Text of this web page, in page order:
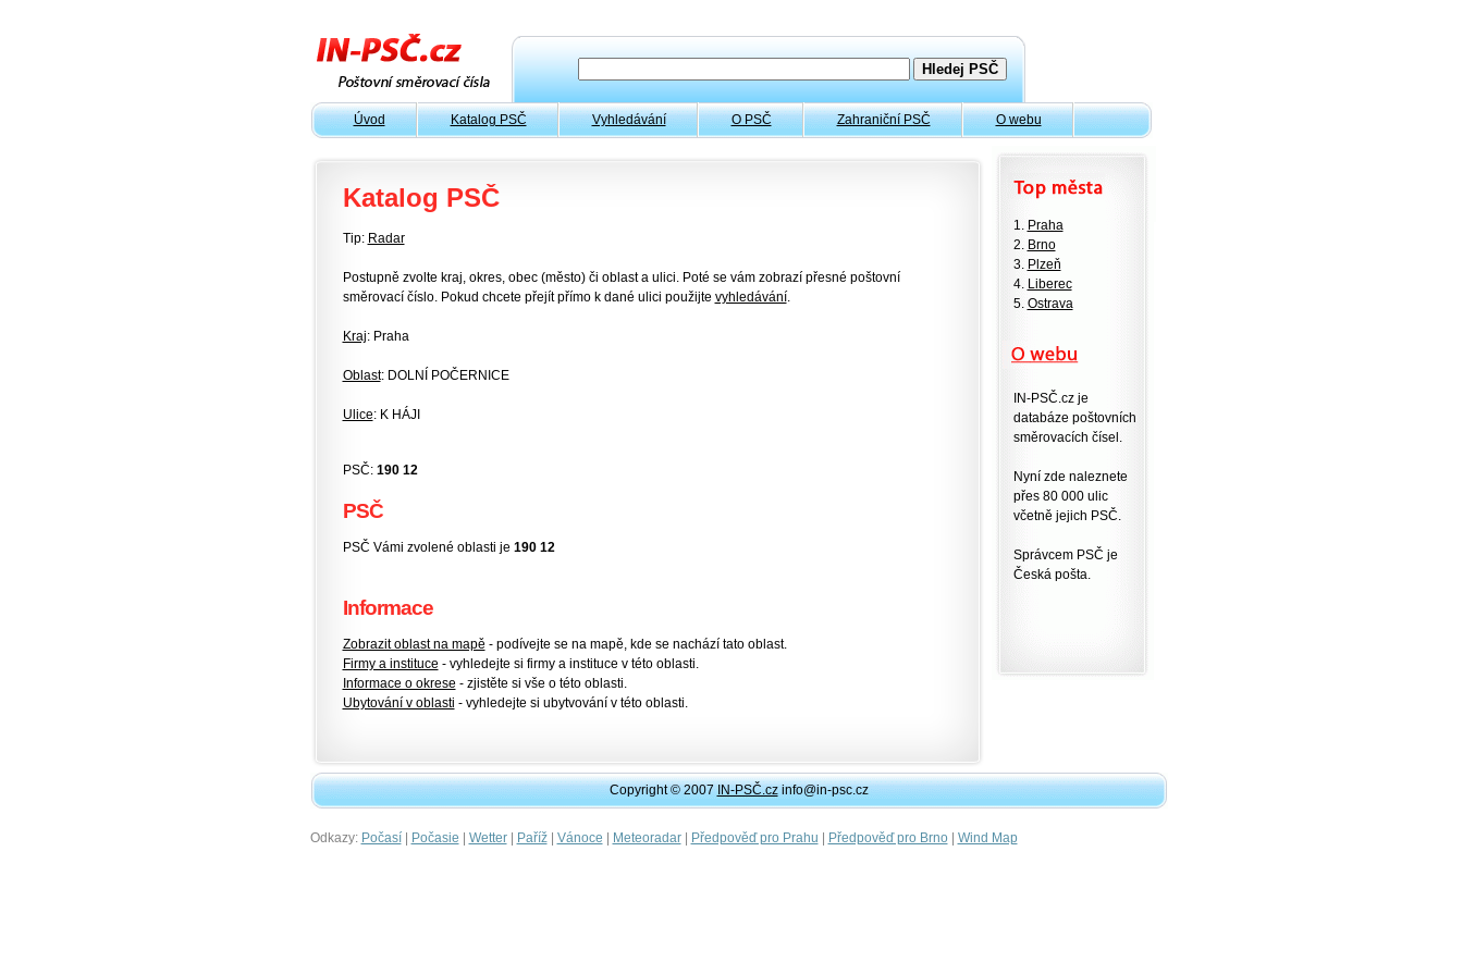
Úvod Katalog PSČ Vyhledávání O PSČ Zahraniční PSČ O webu
Katalog PSČ
Tip: Radar
Postupně zvolte kraj, okres, obec (město) či oblast a ulici. Poté se vám zobrazí přesné poštovní
směrovací číslo. Pokud chcete přejít přímo k dané ulici použijte vyhledávání.
Kraj: Praha
Oblast: DOLNÍ POČERNICE
Ulice: K HÁJI
PSČ: 190 12
PSČ
PSČ Vámi zvolené oblasti je 190 12
Informace
Zobrazit oblast na mapě - podívejte se na mapě, kde se nachází tato oblast.
Firmy a instituce - vyhledejte si firmy a instituce v této oblasti.
Informace o okrese - zjistěte si vše o této oblasti.
Ubytování v oblasti - vyhledejte si ubytvování v této oblasti.
1. Praha
2. Brno
3. Plzeň
4. Liberec
5. Ostrava
IN-PSČ.cz je
databáze poštovních
směrovacích čísel.
Nyní zde naleznete
přes 80 000 ulic
včetně jejich PSČ.
Správcem PSČ je
Česká pošta.
Copyright © 2007IN-PSČ.czinfo@in-psc.cz
Odkazy: Počasí| Počasie | Wetter| Paříž| Vánoce | Meteoradar| Předpověď pro Prahu | Předpověď pro Brno| Wind Map